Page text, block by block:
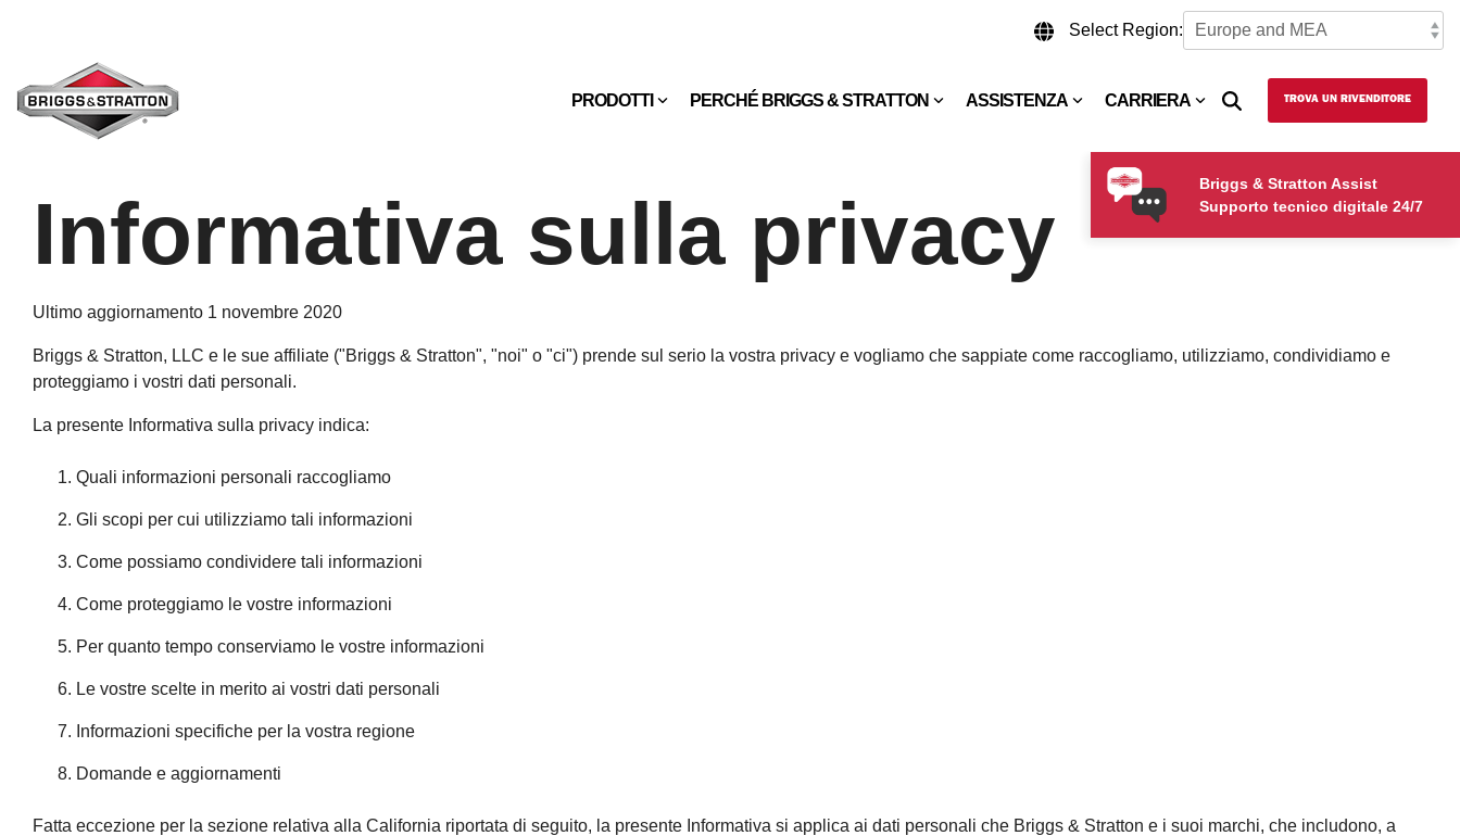
content.
Select Region:
PRODOTTI PERCHÉ BRIGGS & STRATTON ASSISTENZA CARRIERA TROVA UN RIVENDITORE
Informativa sulla privacy
Ultimo aggiornamento 1 novembre 2020
Briggs & Stratton, LLC e le sue affiliate ("Briggs & Stratton", "noi" o "ci") prende sul serio la vostra privacy e vogliamo che sappiate come raccogliamo, utilizziamo, condividiamo e
proteggiamo i vostri dati personali.
La presente Informativa sulla privacy indica:
Quali informazioni personali raccogliamo
Gli scopi per cui utilizziamo tali informazioni
Come possiamo condividere tali informazioni
Come proteggiamo le vostre informazioni
Per quanto tempo conserviamo le vostre informazioni
Le vostre scelte in merito ai vostri dati personali
Informazioni specifiche per la vostra regione
Domande e aggiornamenti
Fatta eccezione per la sezione relativa alla California riportata di seguito, la presente Informativa si applica ai dati personali che Briggs & Stratton e i suoi marchi, che includono, a
Briggs & Stratton Assist
Supporto tecnico digitale 24/7